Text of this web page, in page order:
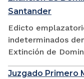
Santander
Edicto
indeterminados
Extinción de
Juzgado Primero